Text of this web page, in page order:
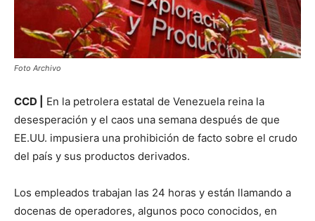
Foto Archivo
CCD |
En la petrolera estatal de Venezuela reina la
desesperación y el caos una semana después de que
EE.UU. impusiera una prohibición de facto sobre el crudo
del país y sus productos derivados.
Los empleados trabajan las 24 horas y están llamando a
docenas de operadores, algunos poco conocidos, en